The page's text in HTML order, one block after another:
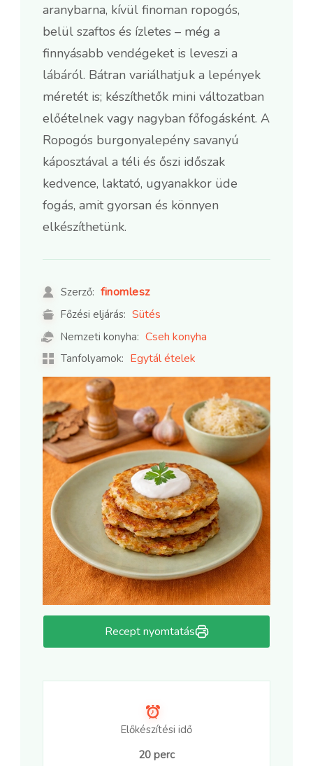
aranybarna, kívül finoman ropogós,
belül szaftos és ízletes – még a
finnyásabb vendégeket is leveszi a
lábáról. Bátran variálhatjuk a lepények
méretét is; készíthetők mini változatban
előételnek vagy nagyban főfogásként. A
Ropogós burgonyalepény savanyú
káposztával a téli és őszi időszak
kedvence, laktató, ugyanakkor üde
fogás, amit gyorsan és könnyen
elkészíthetünk.
Szerző: finomlesz
Főzési eljárás: Sütés
Nemzeti konyha: Cseh konyha
Tanfolyamok: Egytál ételek
Recept nyomtatás
Előkészítési idő
20 perc